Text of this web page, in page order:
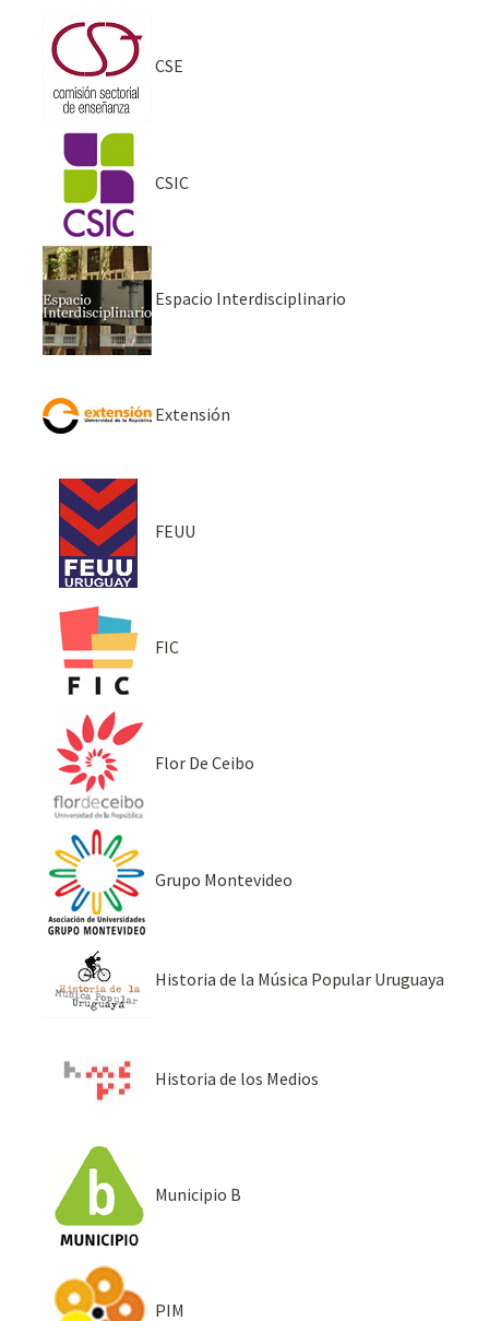
CSE
CSIC
Espacio Interdisciplinario
Extensión
FEUU
FIC
Flor De Ceibo
Grupo Montevideo
Historia de la Música Popular Uruguaya
Historia de los Medios
Municipio B
PIM